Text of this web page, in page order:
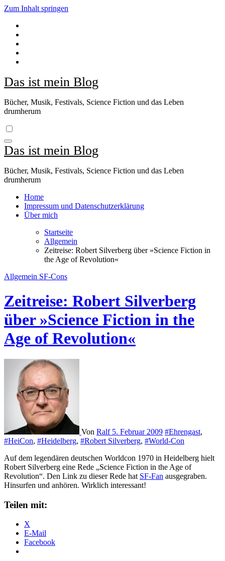
Zum Inhalt springen
Das ist mein Blog
Bücher, Musik, Festivals, Science Fiction und das Leben
drumherum
Das ist mein Blog
Bücher, Musik, Festivals, Science Fiction und das Leben
drumherum
Home
Impressum und Datenschutzerklärung
Über mich
Startseite
Allgemein
Zeitreise: Robert Silverberg über »Science Fiction in
the Age of Revolution«
Allgemein SF-Cons
Zeitreise: Robert Silverberg
über »Science Fiction in the
Age of Revolution«
Von Ralf 5. Februar 2009 #Ehrengast,
#HeiCon, #Heidelberg, #Robert Silverberg, #World-Con
Auf dem legendären deutschen Worldcon 1970 in Heidelberg hielt
Robert Silverberg eine Rede „Science Fiction in the Age of
Revolution“. Den Link zu dieser Rede hat SF-Fan ausgegraben.
Hinsurfen und anhören. Wirklich interessant!
Teilen mit:
X
E-Mail
Facebook